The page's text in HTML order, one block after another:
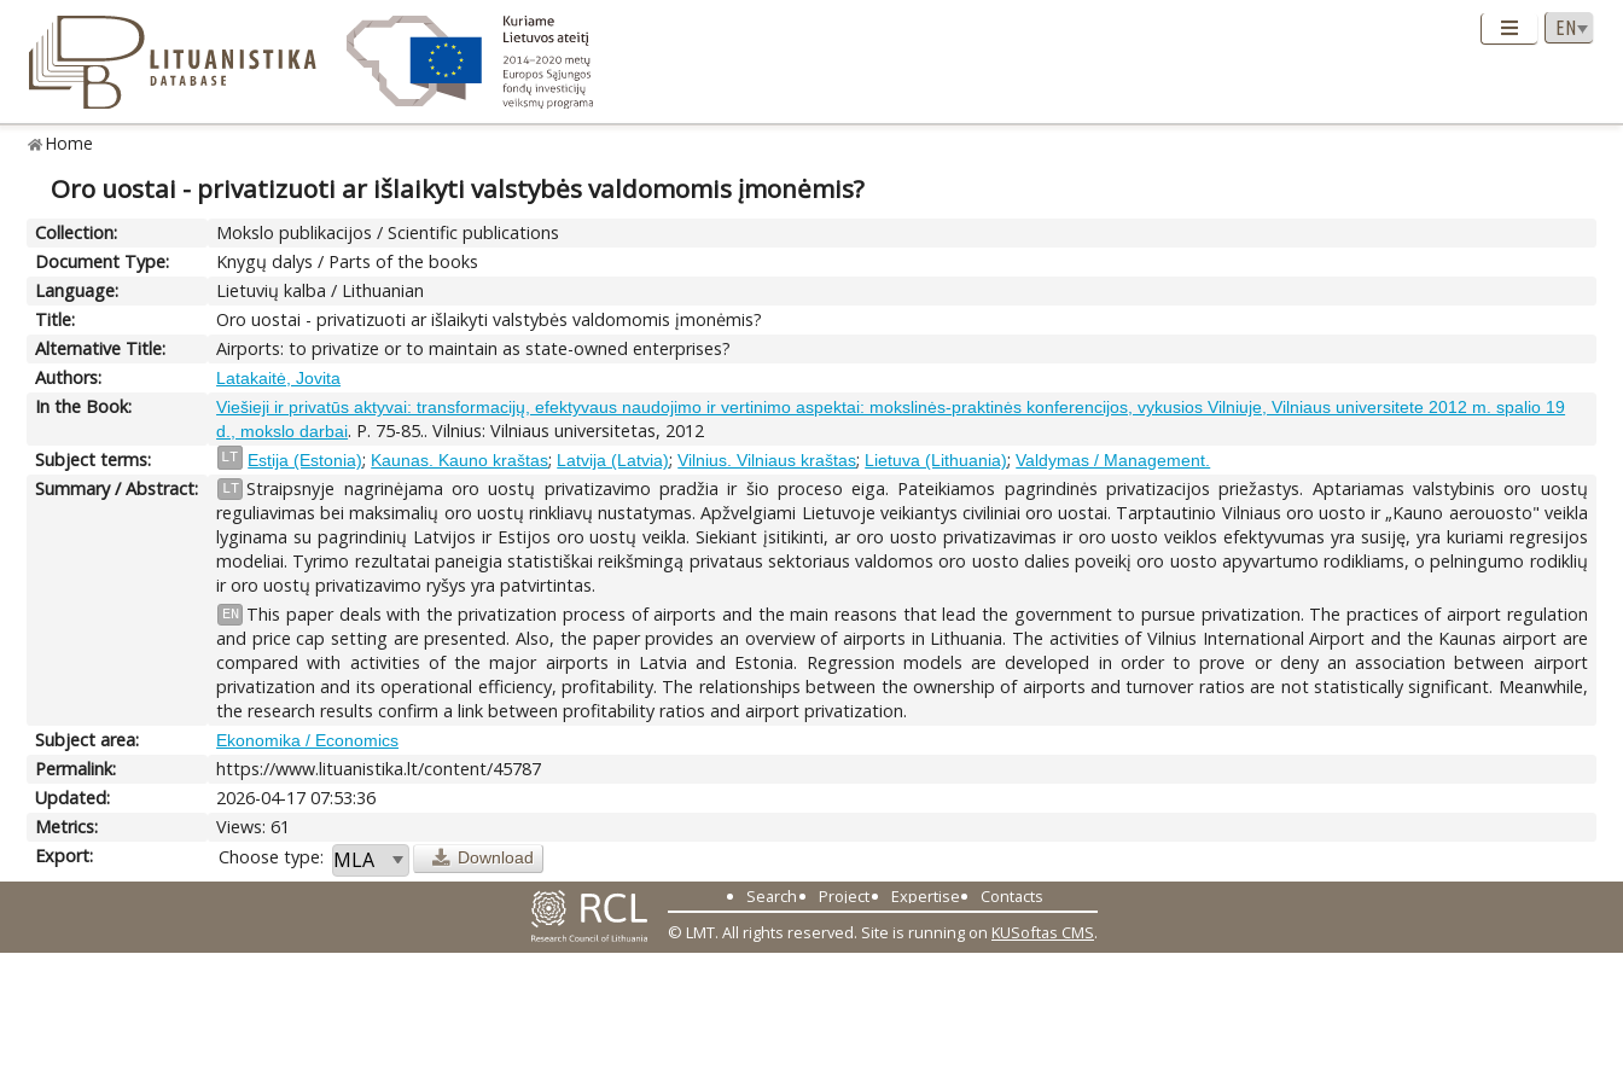
Home
Oro uostai - privatizuoti ar išlaikyti valstybės valdomomis įmonėmis?
Collection:
Mokslo publikacijos / Scientific publications
Document Type:
Knygų dalys / Parts of the books
Language:
Lietuvių kalba / Lithuanian
Title:
Oro uostai - privatizuoti ar išlaikyti valstybės valdomomis įmonėmis?
Alternative Title:
Airports: to privatize or to maintain as state-owned enterprises?
Authors:
Latakaitė, Jovita
In the Book:
Viešieji ir privatūs aktyvai: transformacijų, efektyvaus naudojimo ir vertinimo aspektai: mokslinės-praktinės konferencijos, vykusios Vilniuje, Vilniaus universitete 2012 m. spalio 19
d., mokslo darbai. P. 75-85.. Vilnius: Vilniaus universitetas, 2012
Subject terms:
LT Estija (Estonia); Kaunas. Kauno kraštas; Latvija (Latvia);Vilnius. Vilniaus kraštas; Lietuva (Lithuania);Valdymas / Management.
Summary / Abstract: LT Straipsnyje nagrinėjama oro uostų privatizavimo pradžia ir šio proceso eiga. Pateikiamos pagrindinės privatizacijos priežastys. Aptariamas valstybinis oro uostų
reguliavimas bei maksimalių oro uostų rinkliavų nustatymas. Apžvelgiami Lietuvoje veikiantys civiliniai oro uostai. Tarptautinio Vilniaus oro uosto ir „Kauno aerouosto" veikla
lyginama su pagrindinių Latvijos ir Estijos oro uostų veikla. Siekiant įsitikinti, ar oro uosto privatizavimas ir oro uosto veiklos efektyvumas yra susiję, yra kuriami regresijos
modeliai. Tyrimo rezultatai paneigia statistiškai reikšmingą privataus sektoriaus valdomos oro uosto dalies poveikį oro uosto apyvartumo rodikliams, o pelningumo rodiklių
ir oro uostų privatizavimo ryšys yra patvirtintas.
EN
This paper deals with the privatization process of airports and the main reasons that lead the government to pursue privatization. The practices of airport regulation
and price cap setting are presented. Also, the paper provides an overview of airports in Lithuania. The activities of Vilnius International Airport and the Kaunas airport are
compared with activities of the major airports in Latvia and Estonia. Regression models are developed in order to prove or deny an association between airport
privatization and its operational efficiency, profitability. The relationships between the ownership of airports and turnover ratios are not statistically significant. Meanwhile,
the research results confirm a link between profitability ratios and airport privatization.
Subject area:
Ekonomika / Economics
Permalink:
https://www.lituanistika.lt/content/45787
Updated:
2026-04-17 07:53:36
Metrics:
Views: 61
Export:
Choose type: Download
Search Project Expertise
Contacts
© LMT. All rights reserved. Site is running on KUSoftas CMS.